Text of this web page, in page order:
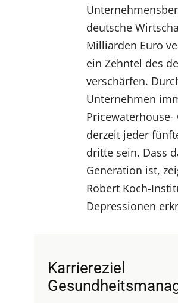
deutsche
Milliarden Euro
ein Zehntel des
verschärfen.
Unternehmen
derzeit jeder
dritte sein. Dass
Generation ist,
Robert Koch-
Depressionen
Karriereziel